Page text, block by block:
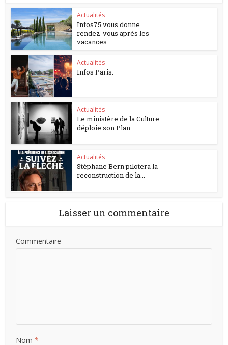
Actualités
Infos75 vous donne
rendez-vous après les
vacances...
Actualités
Infos Paris.
Actualités
Le ministère de la Culture
déploie son Plan...
Actualités
Stéphane Bern pilotera la
reconstruction de la...
Laisser un commentaire
Commentaire
Nom*